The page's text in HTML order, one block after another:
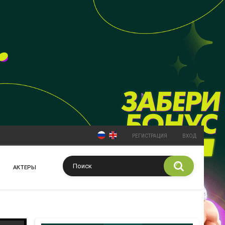
РЕГИСТРАЦИЯ ВХОД
АКТЕРЫ